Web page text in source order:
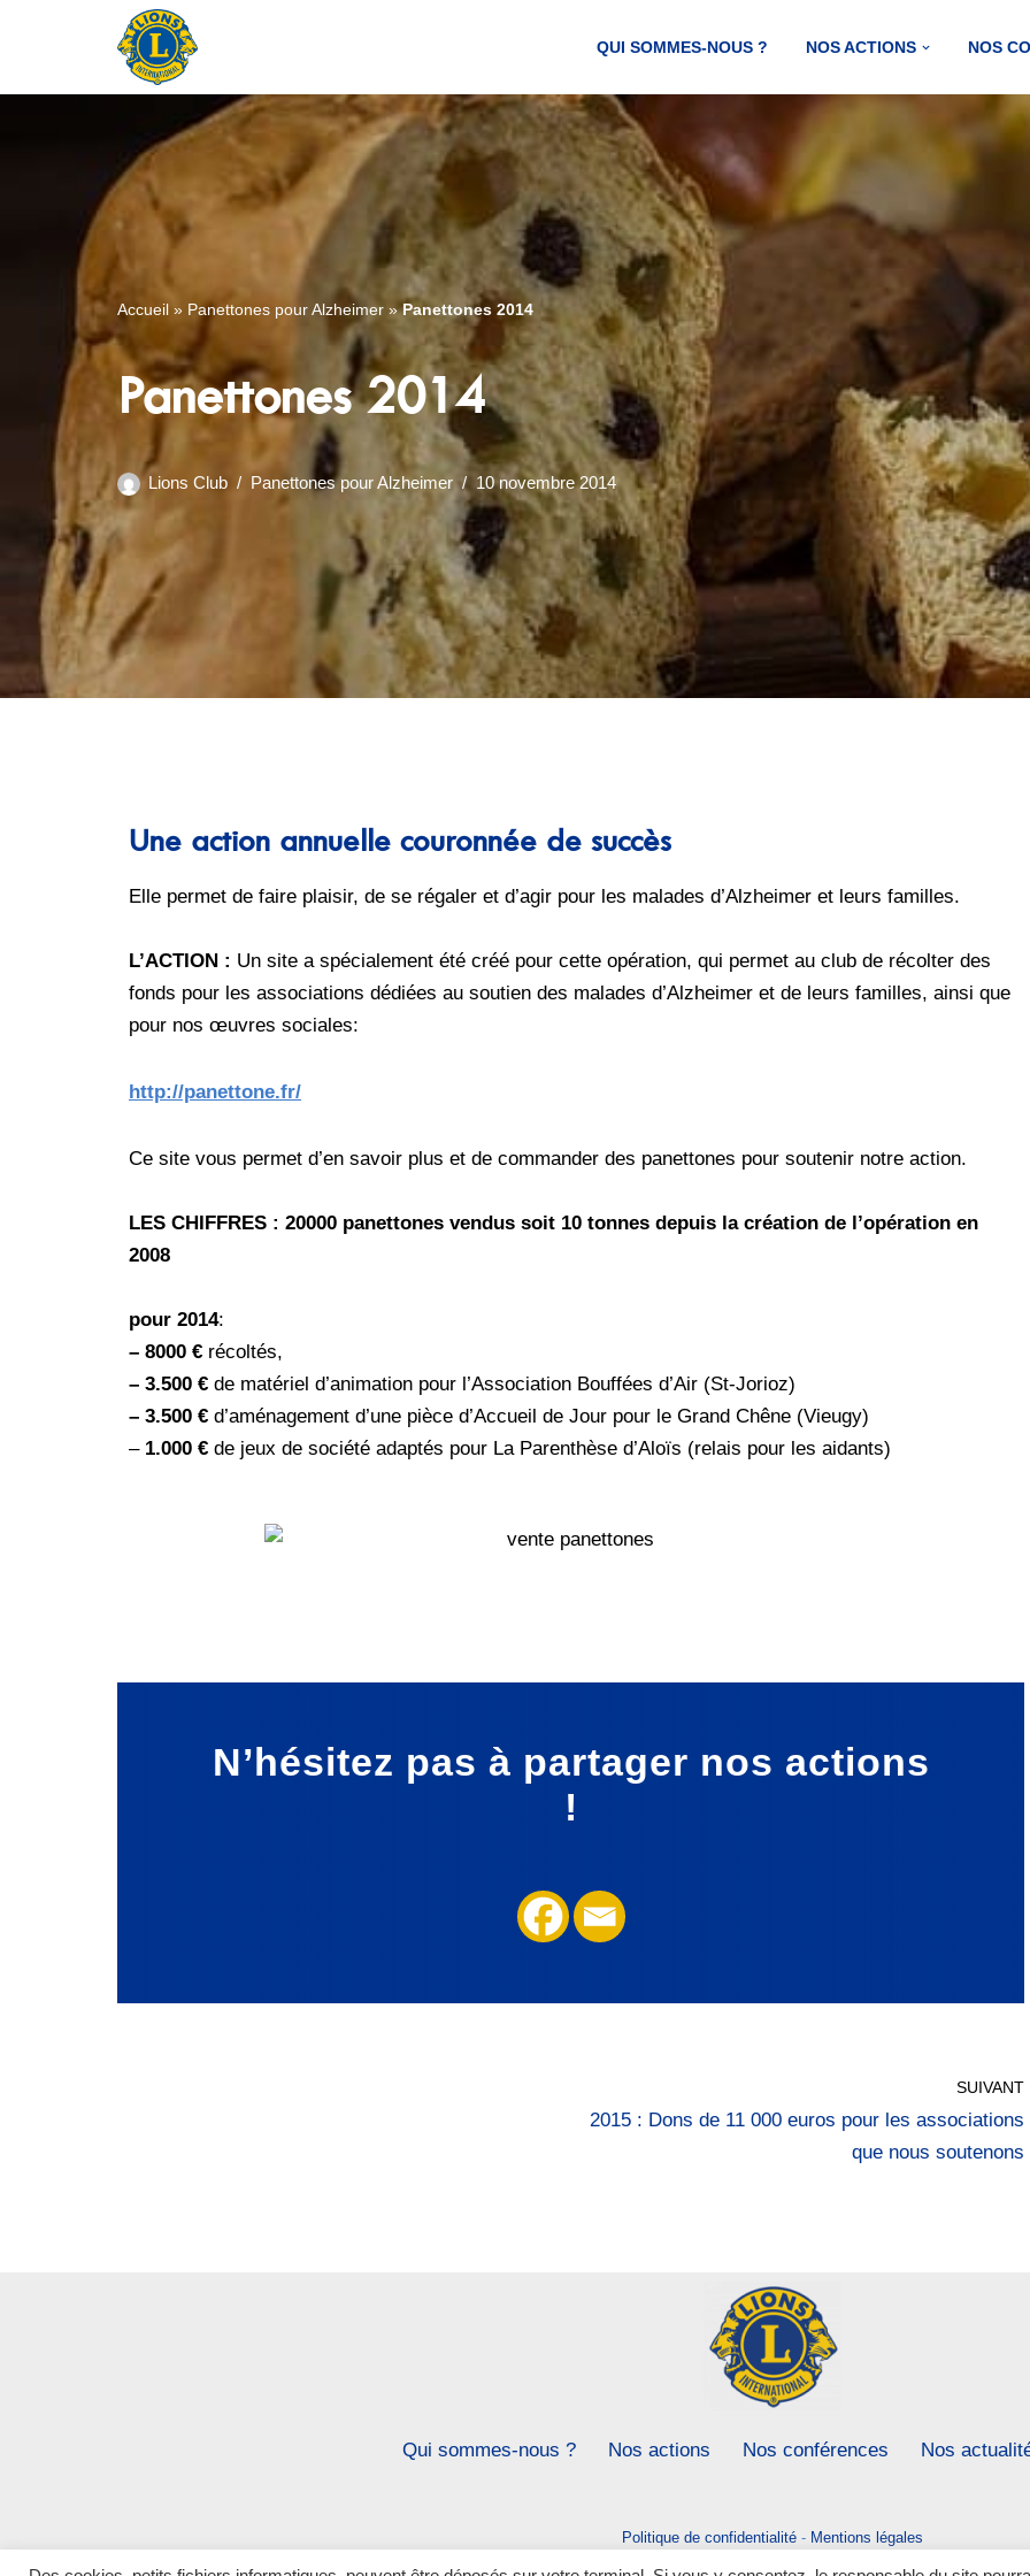
au
QUI SOMMES-NOUS ? NOS ACTIONS NOS
Accueil » Panettones pour Alzheimer »Panettones 2014
Panettones 2014
Lions Club Panettones pour Alzheimer 10 novembre 2014
Une action annuelle couronnée de succès
Elle permet de faire plaisir, de se régaler et d’agir pour les malades d’Alzheimer et leurs familles.
L’ACTION : Un site a spécialement été créé pour cette opération, qui permet au club de récolter des
fonds pour les associations dédiées au soutien des malades d’Alzheimer et de leurs familles, ainsi que
pour nos œuvres sociales:
http://panettone.fr/
Ce site vous permet d’en savoir plus et de commander des panettones pour soutenir notre action.
LES CHIFFRES : 20000 panettones vendus soit 10 tonnes depuis la création de l’opération en
2008
pour 2014:
– 8000 € récoltés,
– 3.500 € de matériel d’animation pour l’Association Bouffées d’Air (St-Jorioz)
– 3.500 € d’aménagement d’une pièce d’Accueil de Jour pour le Grand Chêne (Vieugy)
– 1.000 € de jeux de société adaptés pour La Parenthèse d’Aloïs (relais pour les aidants)
N’hésitez pas à partager nos actions
!
SUIVANT
2015 : Dons de 11 000 euros pour les associations
que nous soutenons
Qui sommes-nous ? Nos actions Nos conférences Nos
Politique de confidentialité - Mentions légales